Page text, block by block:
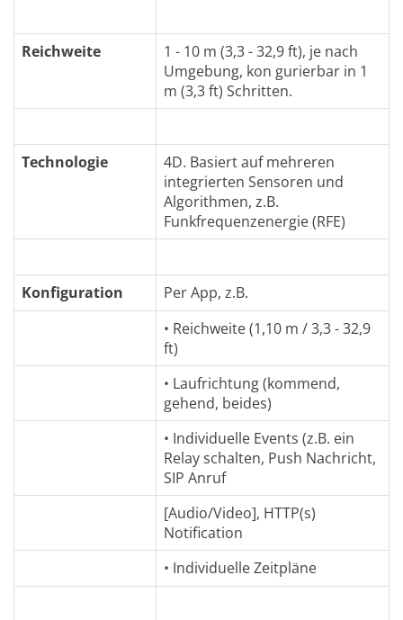
Reichweite
1 - 10 m (3,3 - 32,9 ft), je nach
Umgebung, kon gurierbar in 1
m (3,3 ft) Schritten.
Technologie
4D. Basiert auf mehreren
integrierten Sensoren und
Algorithmen, z.B.
Funkfrequenzenergie (RFE)
Konfiguration
Per App, z.B.
• Reichweite (1,10 m / 3,3 - 32,9
ft)
• Laufrichtung (kommend,
gehend, beides)
• Individuelle Events (z.B. ein
Relay schalten, Push Nachricht,
SIP Anruf
[Audio/Video], HTTP(s)
Notification
• Individuelle Zeitpläne